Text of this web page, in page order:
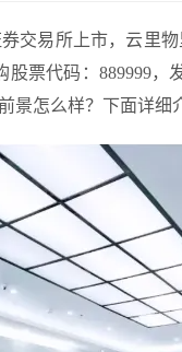
交易所上市，云里物
股票代码：889999
景怎么样？下面详细